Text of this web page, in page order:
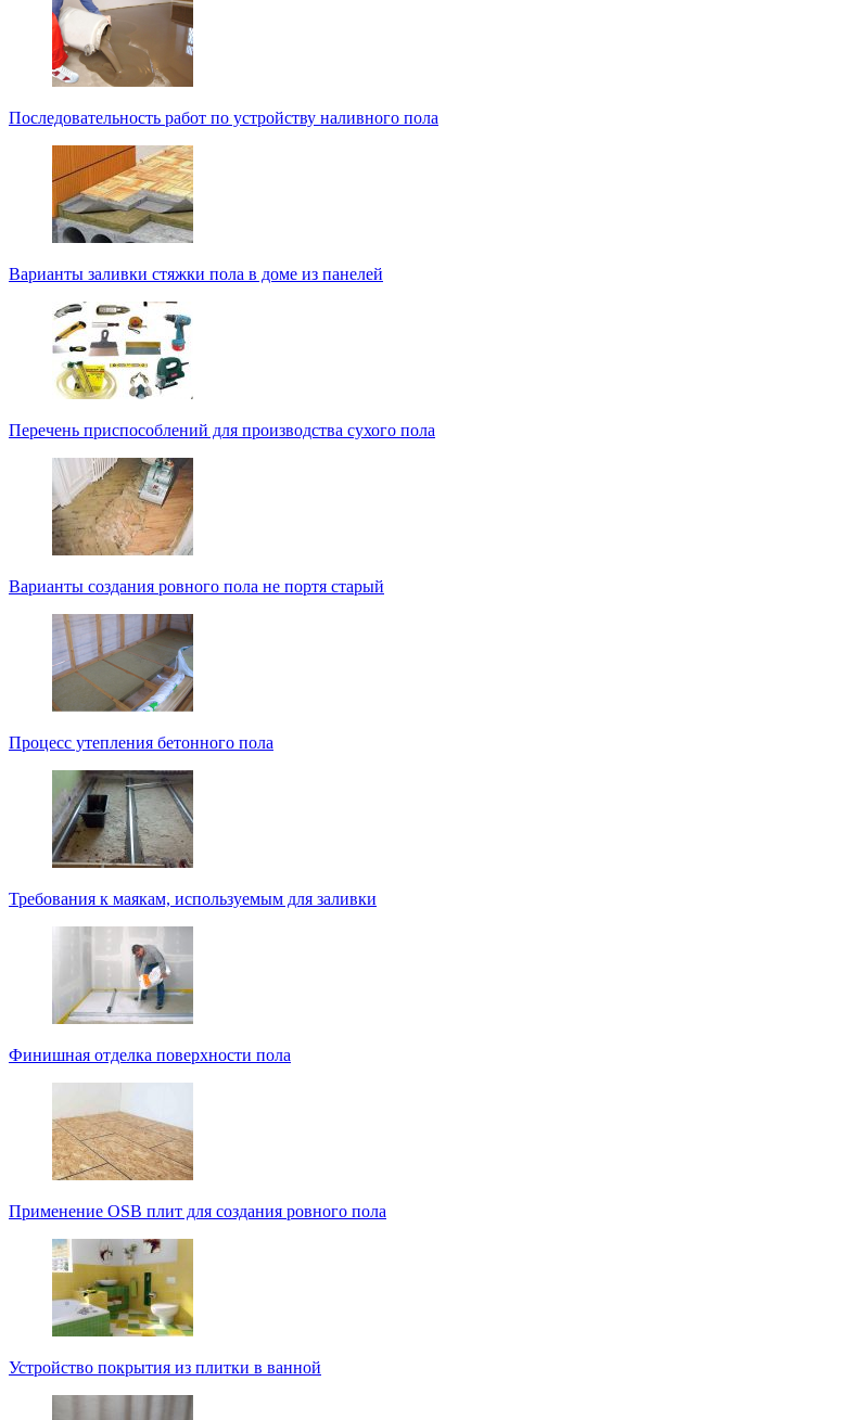
Последовательность работ по устройству наливного пола
Варианты заливки стяжки пола в доме из панелей
Перечень приспособлений для производства сухого пола
Варианты создания ровного пола не портя старый
Процесс утепления бетонного пола
Требования к маякам, используемым для заливки
Финишная отделка поверхности пола
Применение OSB плит для создания ровного пола
Устройство покрытия из плитки в ванной